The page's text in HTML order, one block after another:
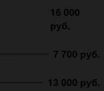
16 000
руб.
7 700 руб.
13 000 руб.